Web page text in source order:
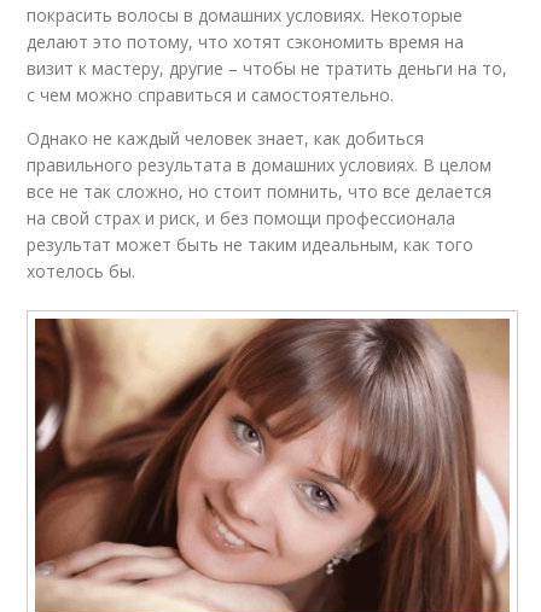
покрасить волосы в домашних условиях. Некоторые
делают это потому, что хотят сэкономить время на
визит к мастеру, другие – чтобы не тратить деньги на то,
с чем можно справиться и самостоятельно.
Однако не каждый человек знает, как добиться
правильного результата в домашних условиях. В целом
все не так сложно, но стоит помнить, что все делается
на свой страх и риск, и без помощи профессионала
результат может быть не таким идеальным, как того
хотелось бы.